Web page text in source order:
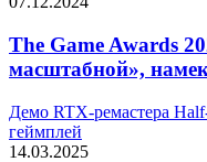
The Game Awards
масштабной»,
Демо RTX-ремастера
геймплей
14.03.2025